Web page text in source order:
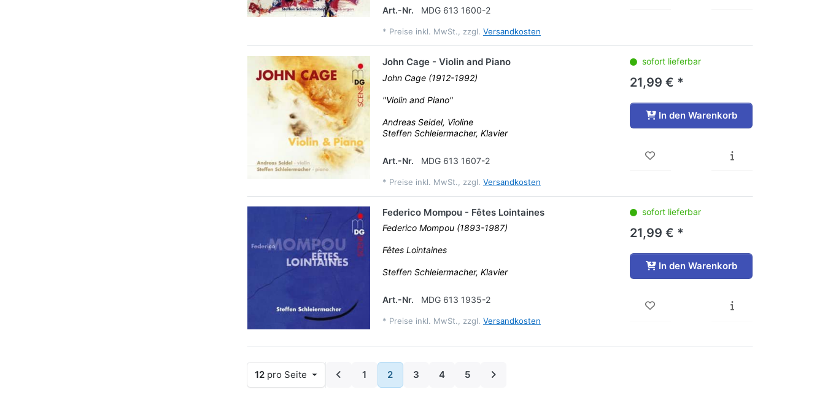
Art.-Nr.
MDG 613 1600-2
* Preise inkl. MwSt., zzgl. Versandkosten
John Cage - Violin and Piano
John Cage (1912-1992)
"Violin and Piano"
Andreas Seidel, Violine
Steffen Schleiermacher, Klavier
Art.-Nr. MDG 613 1607-2
* Preise inkl. MwSt., zzgl. Versandkosten
sofort lieferbar
21,99 € *
In den Warenkorb
Federico Mompou - Fêtes Lointaines
Federico Mompou (1893-1987)
Fêtes Lointaines
Steffen Schleiermacher, Klavier
Art.-Nr. MDG 613 1935-2
* Preise inkl. MwSt., zzgl. Versandkosten
sofort lieferbar
21,99 € *
In den Warenkorb
12 pro Seite 1 2 3 4 5